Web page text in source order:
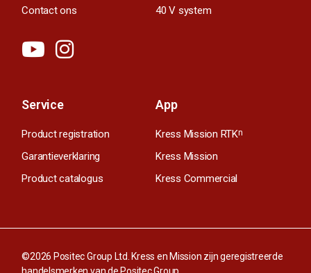
Contact ons
40 V system
Service
Product registration
Garantieverklaring
Product catalogus
App
Kress Mission RTKn
Kress Mission
Kress Commercial
©2026 Positec Group Ltd. Kress en Mission zijn geregistreerde
handelsmerken van de Positec Group.